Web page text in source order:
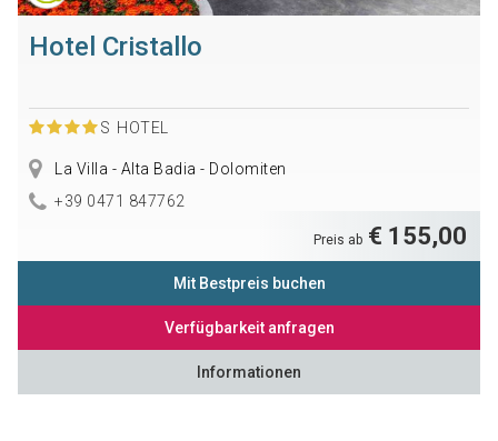
Hotel Cristallo
S HOTEL
La Villa - Alta Badia - Dolomiten
+39 0471 847762
Preis ab € 155,00
Mit Bestpreis buchen
Verfügbarkeit anfragen
Informationen